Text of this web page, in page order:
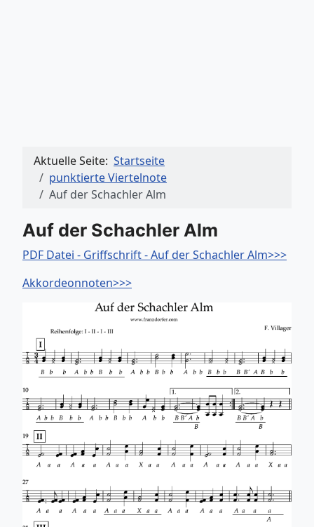
Aktuelle Seite: Startseite
punktierte Viertelnote
Auf der Schachler Alm
Auf der Schachler Alm
PDF Datei - Griffschrift - Auf der Schachler Alm>>>
Akkordeonnoten>>>